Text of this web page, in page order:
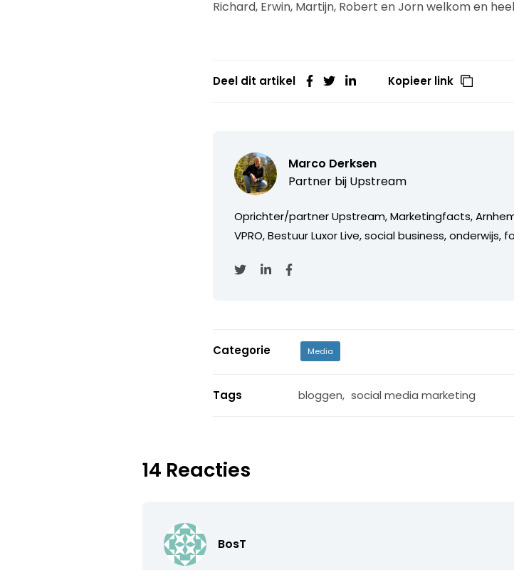
Richard, Erwin, Martijn, Robert en Jorn welkom en
Deel dit artikel Kopieer link
Marco Derksen
Partner bij Upstream
Oprichter/partner Upstream, Marketingfacts,
VPRO, Bestuur Luxor Live, social business,
Categorie Media
Tags bloggen, social media marketing
14 Reacties
BosT